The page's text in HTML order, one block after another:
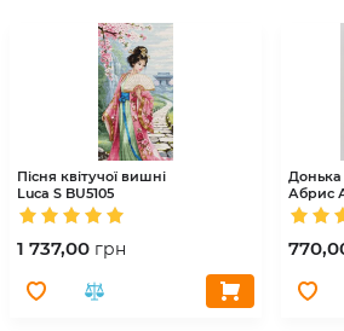
Пісня квітучої вишні
Luca S BU5105
1 737,00 грн
Донька
Абрис